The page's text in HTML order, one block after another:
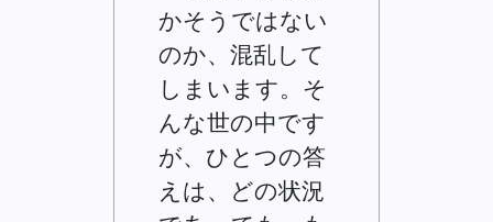
かそうではない
のか、混乱して
しまいます。そ
んな世の中です
が、ひとつの答
えは、どの状況